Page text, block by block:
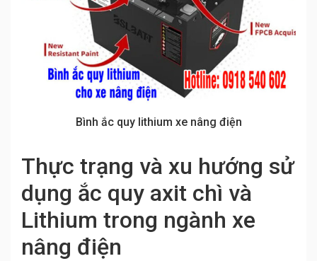
Bình ắc quy lithium xe nâng điện
Thực trạng và xu hướng sử
dụng ắc quy axit chì và
Lithium trong ngành xe
nâng điện